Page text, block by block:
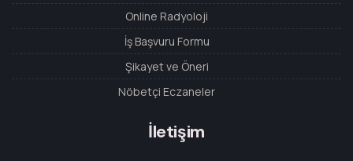
Online Radyoloji
İş Başvuru Formu
Şikayet ve Öneri
Nöbetçi Eczaneler
İletişim